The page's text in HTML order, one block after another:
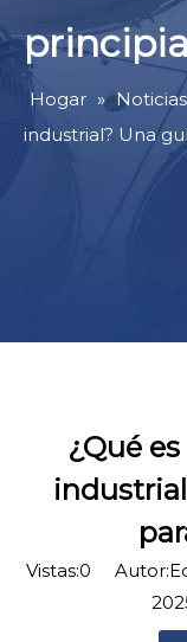
Hogar » Noticias
industrial? Una
¿Qué
Vistas:0